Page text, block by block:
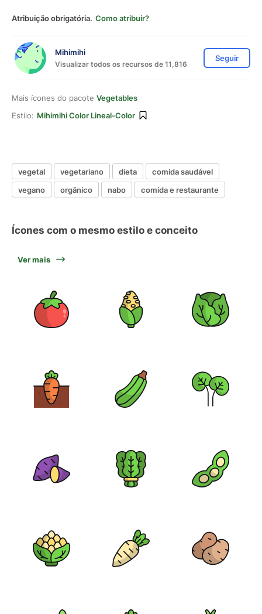
Atribuição obrigatória. Como atribuir?
Mihimihi
Visualizar todos os recursos de 11,816
Seguir
Mais ícones do pacote Vegetables
Estilo: Mihimihi Color Lineal-Color
vegetal vegetariano dieta
comida saudável
vegano
orgânico nabo comida e restaurante
Ícones com o mesmo estilo e conceito
Ver mais